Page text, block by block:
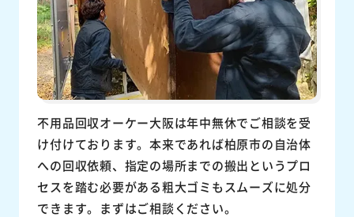
不用品回収オーケー大阪は年中無休でご相談を受
け付けております。本来であれば柏原市の自治体
への回収依頼、指定の場所までの搬出というプロ
セスを踏む必要がある粗大ゴミもスムーズに処分
できます。まずはご相談ください。